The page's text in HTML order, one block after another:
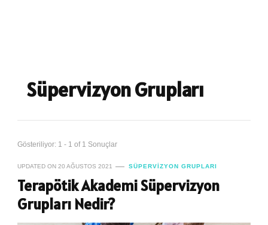
Süpervizyon Grupları
Gösteriliyor: 1 - 1 of 1 Sonuçlar
UPDATED ON 20 AĞUSTOS 2021 SÜPERVIZYON GRUPLARI
Terapötik Akademi Süpervizyon
Grupları Nedir?